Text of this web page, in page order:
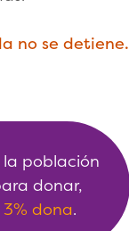
no se detiene.
población
donar,
dona.